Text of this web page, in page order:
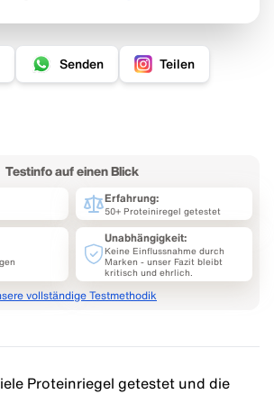
Senden Teilen
Testinfo auf einen Blick
Erfahrung:
50+ Proteiniregel getestet
Unabhängigkeit:
Keine Einflussnahme durch
Marken - unser Fazit bleibt
kritisch und ehrlich.
vollständige Testmethodik
Proteinriegel getestet und die